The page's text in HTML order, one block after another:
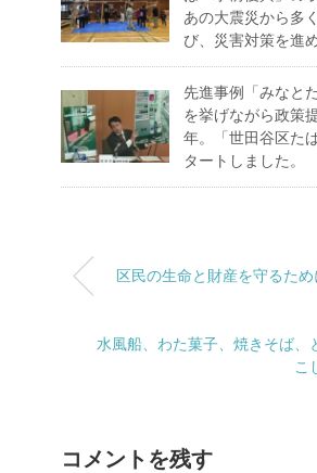
あの大震災から多
び、災害対策を進
先進事例「みなと
を挙げながら政策
年。「世田谷区た
タートしました。
区民の生命と財産を守るため
水風船、わた菓子、焼きそば、
こ
コメントを残す